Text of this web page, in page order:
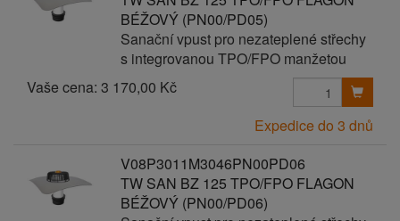
BÉŽOVÝ (PN00/PD05)
Sanační vpust pro nezateplené střechy
s integrovanou TPO/FPO manžetou
Vaše cena: 3 170,00 Kč
Expedice do 3 dnů
V08P3011M3046PN00PD06
TW SAN BZ 125 TPO/FPO FLAGON
BÉŽOVÝ (PN00/PD06)